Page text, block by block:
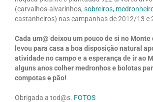
(carvalhos-alvarinhos, sobreiros,
castanheiros) nas campanhas de 2012/13 e
Cada um@ deixou um pouco de si no
levou para casa a boa disposição natural
atividade no campo e a esperança de ir ao
alguns anos colher medronhos e bolotas
compotas e pão!
Obrigada a tod@s. FOTOS